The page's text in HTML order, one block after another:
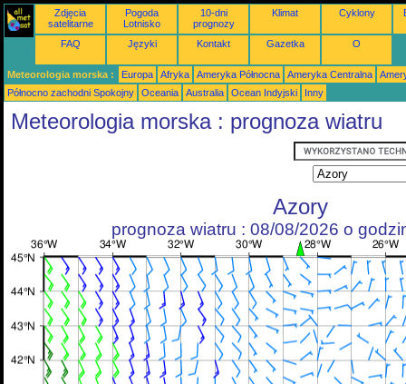
Zdjęcia
satelitarne
Pogoda
Lotnisko
10-dni
prognozy
Klimat Cyklony
FAQ Języki Kontakt Gazetka O
Meteorologia morska : Europa Afryka Ameryka Północna Ameryka Centralna
Północno zachodni Spokojny
Oceania Australia Ocean Indyjski Inny
Meteorologia morska : prognoza wiatru
Azory
prognoza wiatru : 08/08/2026 o